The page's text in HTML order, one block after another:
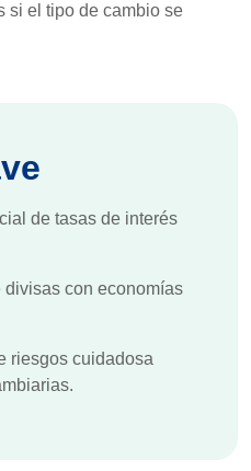
si el tipo de cambio se
de tasas de interés
con economías
riesgos cuidadosa